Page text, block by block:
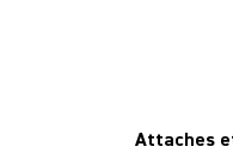
Attaches